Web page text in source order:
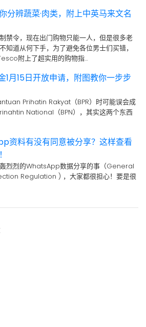
分辨蔬菜·肉类，附上中英马来文名
禁令，现在出门购物只能一人，但是很多老
知道从何下手，为了避免各位男士们买错，
附上了超实用的购物指…
1月15日开放申请，附图教你一步步
Prihatin Rakyat（BPR）时可能误会成
National（BPN），其实这两个东西
资料有没有同意被分享？这样查看
烈烈的WhatsApp数据分享的事（General
Regulation ) ，大家都很担心！要是很